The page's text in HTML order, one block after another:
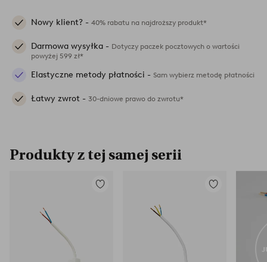
Nowy klient? - 40% rabatu na najdroższy produkt*
Darmowa wysyłka - Dotyczy paczek pocztowych o wartości
powyżej 599 zł*
Elastyczne metody płatności - Sam wybierz metodę płatności
Łatwy zwrot - 30-dniowe prawo do zwrotu*
Produkty z tej samej serii
Dodaj
Dodaj